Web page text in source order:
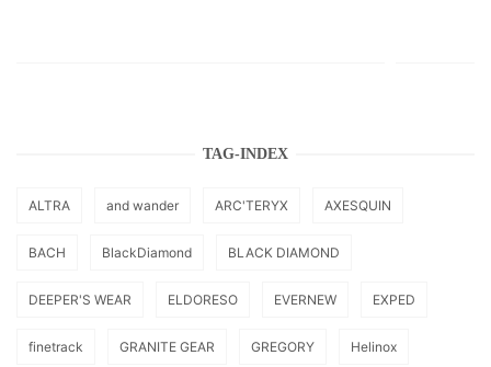
TAG-INDEX
ALTRA and wander ARC'TERYX AXESQUIN
BACH BlackDiamond BLACK DIAMOND
DEEPER'S WEAR ELDORESO EVERNEW EXPED
finetrack GRANITE GEAR GREGORY Helinox